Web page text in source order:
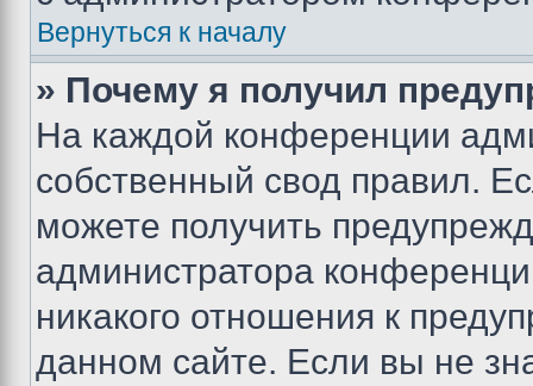
Вернуться к началу
» Почему я получил
На каждой конференции
собственный свод правил.
можете получить
администратора
никакого отношения к
данном сайте. Если вы не